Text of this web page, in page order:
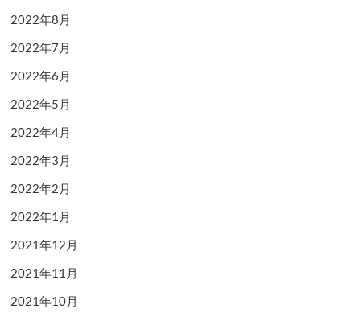
2022年8月
2022年7月
2022年6月
2022年5月
2022年4月
2022年3月
2022年2月
2022年1月
2021年12月
2021年11月
2021年10月